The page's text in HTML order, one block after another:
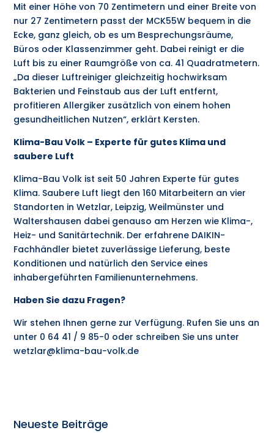
Mit einer Höhe von 70 Zentimetern und einer Breite von
nur 27 Zentimetern passt der MCK55W bequem in die
Ecke, ganz gleich, ob es um Besprechungsräume,
Büros oder Klassenzimmer geht. Dabei reinigt er die
Luft bis zu einer Raumgröße von ca. 41 Quadratmetern.
„Da dieser Luftreiniger gleichzeitig hochwirksam
Bakterien und Feinstaub aus der Luft entfernt,
profitieren Allergiker zusätzlich von einem hohen
gesundheitlichen Nutzen“, erklärt Kersten.
Klima-Bau Volk – Experte für gutes Klima und
saubere Luft
Klima-Bau Volk ist seit 50 Jahren Experte für gutes
Klima. Saubere Luft liegt den 160 Mitarbeitern an vier
Standorten in Wetzlar, Leipzig, Weilmünster und
Waltershausen dabei genauso am Herzen wie Klima-,
Heiz- und Sanitärtechnik. Der erfahrene DAIKIN-
Fachhändler bietet zuverlässige Lieferung, beste
Konditionen und natürlich den Service eines
inhabergeführten Familienunternehmens.
Haben Sie dazu Fragen?
Wir stehen Ihnen gerne zur Verfügung. Rufen Sie uns an
unter 0 64 41 / 9 85-0 oder schreiben Sie uns unter
wetzlar@klima-bau-volk.de
Neueste Beiträge